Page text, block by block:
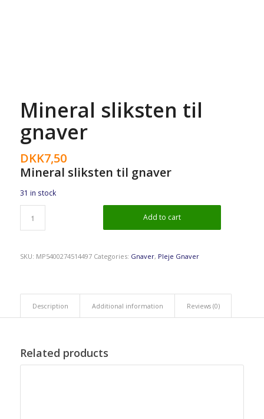
Mineral sliksten til
gnaver
DKK7,50
Mineral sliksten til gnaver
31 in stock
Add to cart
SKU: MP5400274514497 Categories: Gnaver, Pleje Gnaver
Description Additional information Reviews (0)
Related products